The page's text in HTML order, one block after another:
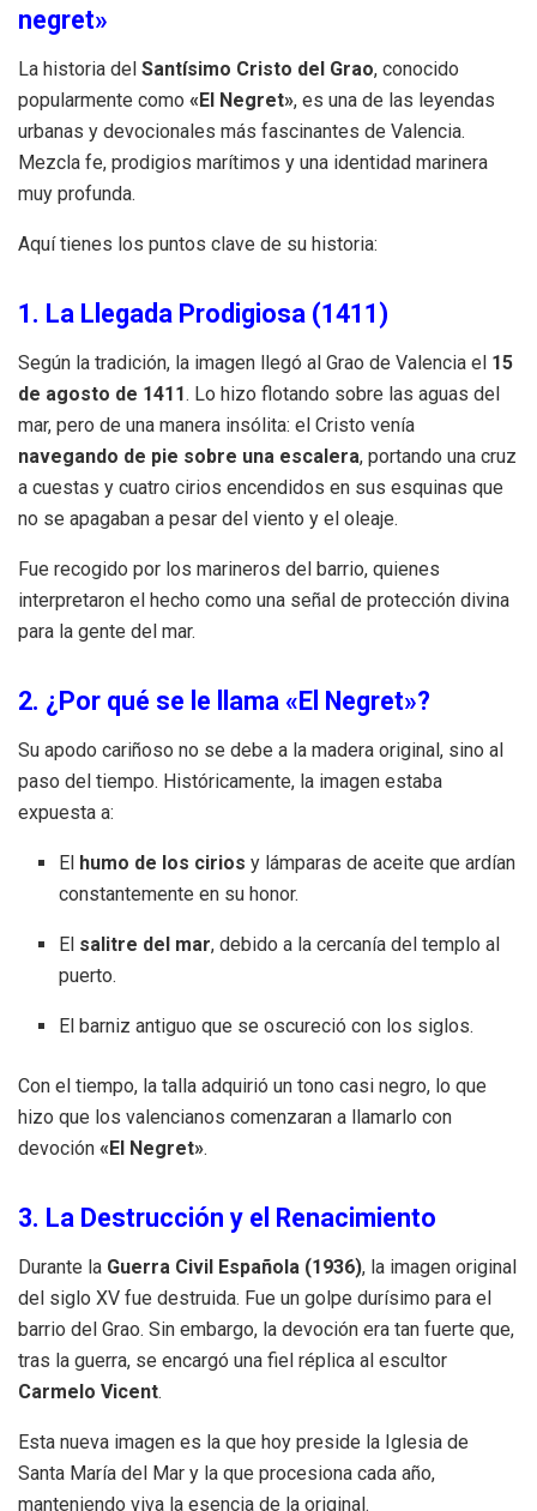
negret»
La historia del Santísimo Cristo del Grao, conocido
popularmente como «El Negret», es una de las leyendas
urbanas y devocionales más fascinantes de Valencia.
Mezcla fe, prodigios marítimos y una identidad marinera
muy profunda.
Aquí tienes los puntos clave de su historia:
1. La Llegada Prodigiosa (1411)
Según la tradición, la imagen llegó al Grao de Valencia el 15
de agosto de 1411. Lo hizo flotando sobre las aguas del
mar, pero de una manera insólita: el Cristo venía
navegando de pie sobre una escalera, portando una cruz
a cuestas y cuatro cirios encendidos en sus esquinas que
no se apagaban a pesar del viento y el oleaje.
Fue recogido por los marineros del barrio, quienes
interpretaron el hecho como una señal de protección divina
para la gente del mar.
2. ¿Por qué se le llama «El Negret»?
Su apodo cariñoso no se debe a la madera original, sino al
paso del tiempo. Históricamente, la imagen estaba
expuesta a:
El humo de los cirios y lámparas de aceite que ardían
constantemente en su honor.
El salitre del mar, debido a la cercanía del templo al
puerto.
El barniz antiguo que se oscureció con los siglos.
Con el tiempo, la talla adquirió un tono casi negro, lo que
hizo que los valencianos comenzaran a llamarlo con
devoción «El Negret».
3. La Destrucción y el Renacimiento
Durante la Guerra Civil Española (1936), la imagen original
del siglo XV fue destruida. Fue un golpe durísimo para el
barrio del Grao. Sin embargo, la devoción era tan fuerte que,
tras la guerra, se encargó una fiel réplica al escultor
Carmelo Vicent.
Esta nueva imagen es la que hoy preside la Iglesia de
Santa María del Mar y la que procesiona cada año,
manteniendo viva la esencia de la original.